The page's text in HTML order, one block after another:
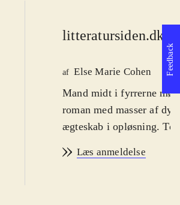
litteratursiden.dk
af Else Marie Cohen
Mand midt i fyrrerne
roman med masser af
ægteskab i opløsning.
Læs anmeldelse
Feedback